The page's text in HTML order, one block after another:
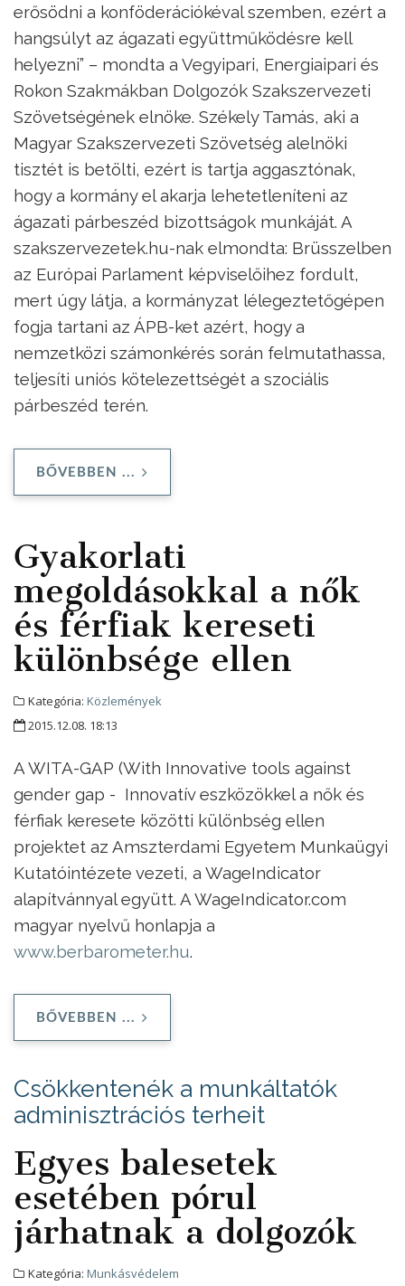
erősödni a konföderációkéval szemben, ezért a
hangsúlyt az ágazati együttműködésre kell
helyezni” – mondta a Vegyipari, Energiaipari és
Rokon Szakmákban Dolgozók Szakszervezeti
Szövetségének elnöke. Székely Tamás, aki a
Magyar Szakszervezeti Szövetség alelnöki
tisztét is betölti, ezért is tartja aggasztónak,
hogy a kormány el akarja lehetetleníteni az
ágazati párbeszéd bizottságok munkáját. A
szakszervezetek.hu-nak elmondta: Brüsszelben
az Európai Parlament képviselőihez fordult,
mert úgy látja, a kormányzat lélegeztetőgépen
fogja tartani az ÁPB-ket azért, hogy a
nemzetközi számonkérés során felmutathassa,
teljesíti uniós kötelezettségét a szociális
párbeszéd terén.
BŐVEBBEN ...
Gyakorlati
megoldásokkal a nők
és férfiak kereseti
különbsége ellen
Kategória: Közlemények
2015.12.08. 18:13
A WITA-GAP (With Innovative tools against
gender gap - Innovatív eszközökkel a nők és
férfiak keresete közötti különbség ellen
projektet az Amszterdami Egyetem Munkaügyi
Kutatóintézete vezeti, a WageIndicator
alapítvánnyal együtt. A WageIndicator.com
magyar nyelvű honlapja a
www.berbarometer.hu.
BŐVEBBEN ...
Csökkentenék a munkáltatók
adminisztrációs terheit
Egyes balesetek
esetében pórul
járhatnak a dolgozók
Kategória: Munkásvédelem